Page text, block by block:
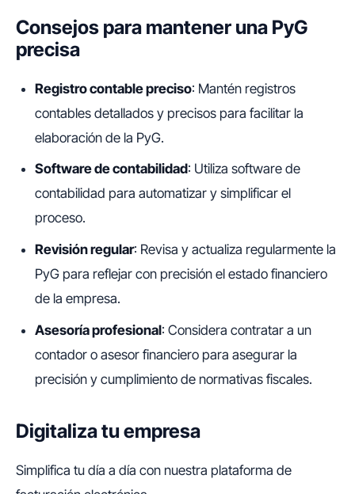
Consejos para mantener una PyG
precisa
Registro contable preciso: Mantén registros
contables detallados y precisos para facilitar la
elaboración de la PyG.
Software de contabilidad: Utiliza software de
contabilidad para automatizar y simplificar el
proceso.
Revisión regular: Revisa y actualiza regularmente la
PyG para reflejar con precisión el estado financiero
de la empresa.
Asesoría profesional: Considera contratar a un
contador o asesor financiero para asegurar la
precisión y cumplimiento de normativas fiscales.
Digitaliza tu empresa
Simplifica tu día a día con nuestra plataforma de